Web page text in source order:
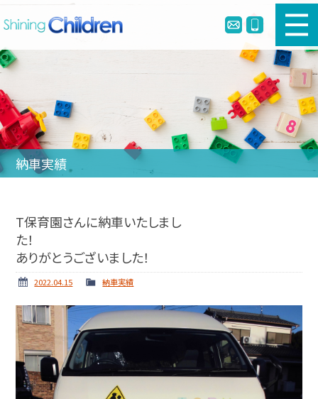
新車幼児バスのご購入
中古幼児バスのご購入
幼児バスとは
リメイク・定員変更・簡易シートベルト
納車実績 お問い合わせ
納車実績
T保育園さんに納車いたしまし
た！
ありがとうございました！
2022.04.15 納車実績